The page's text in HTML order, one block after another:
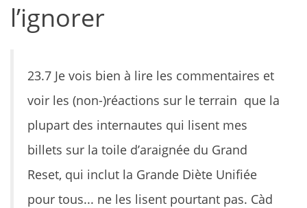
l’ignorer
23.7 Je vois bien à lire les commentaires et
voir les (non-)réactions sur le terrain que la
plupart des internautes qui lisent mes
billets sur la toile d’araignée du Grand
Reset, qui inclut la Grande Diète Unifiée
pour tous... ne les lisent pourtant pas. Càd